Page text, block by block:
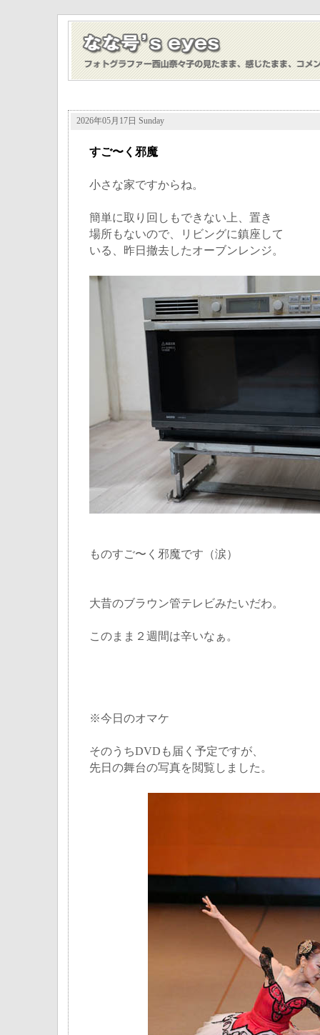
2026年05月17日 Sunday
すご〜く邪魔
小さな家ですからね。
簡単に取り回しもできない上、置き
場所もないので、リビングに鎮座して
いる、昨日撤去したオーブンレンジ。
ものすご〜く邪魔です（涙）
大昔のブラウン管テレビみたいだわ。
このまま２週間は辛いなぁ。
※今日のオマケ
そのうちDVDも届く予定ですが、
先日の舞台の写真を閲覧しました。